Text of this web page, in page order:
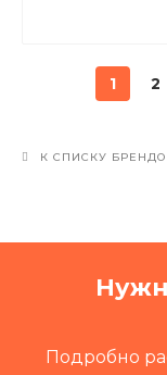
1 2
К СПИСКУ
Подробно